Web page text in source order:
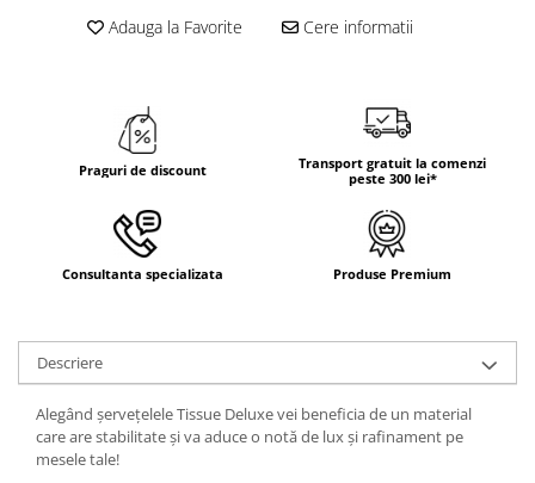
DECOR ZIUA ROMANIEI
DECOR PRIMAVARA
DECOR VARA
DECOR IARNA
TEMATICA CULINARA
TEMATICA FLORALA
DECOR OKTOBER FEST
DECOR BABY SHOWER
Adauga la Favorite Cere informatii
Praguri de discount
Transport gratuit la comenzi
peste 300 lei*
Consultanta specializata Produse Premium
Descriere
Alegând șervețelele Tissue Deluxe vei beneficia de un material
care are stabilitate și va aduce o notă de lux și rafinament pe
mesele tale!